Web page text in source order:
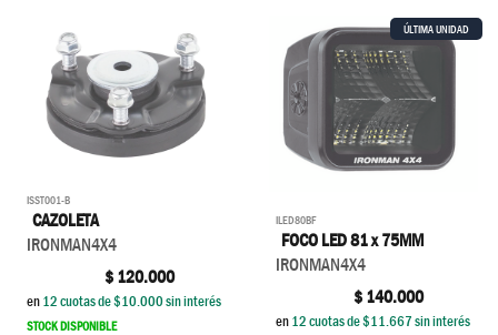
ISST001-B
CAZOLETA
IRONMAN4X4
$120.000
en12cuotas de $10.000sin interés
STOCK DISPONIBLE
ÚLTIMA UNIDAD
ILED80BF
FOCO LED 81 x 75MM
IRONMAN4X4
$140.000
en12cuotas de $11.667sin interés